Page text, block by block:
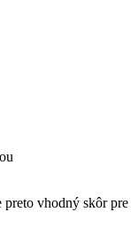
vhodný skôr pre